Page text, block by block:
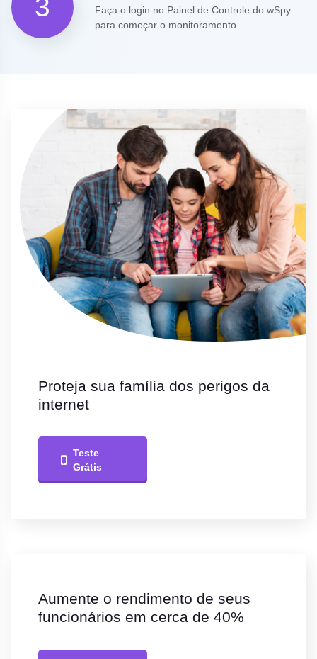
3
Faça o login no Painel de Controle do wSpy
para começar o monitoramento
Proteja sua família dos perigos da
internet
Teste
Grátis
Aumente o rendimento de seus
funcionários em cerca de 40%